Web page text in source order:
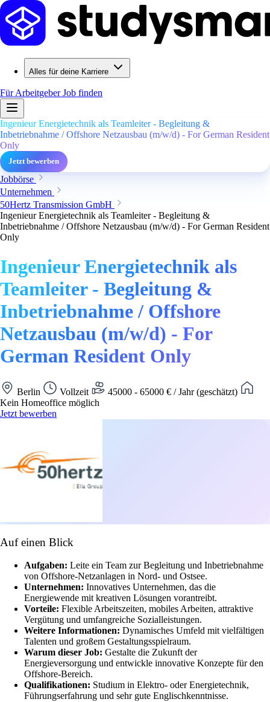
Alles für deine Karriere
Für ArbeitgeberJob finden
Ingenieur Energietechnik als Teamleiter - Begleitung &
Inbetriebnahme / Offshore Netzausbau (m/w/d) - For German Resident
Only
Jetzt bewerben
Jobbörse
Unternehmen
50Hertz Transmission GmbH
Ingenieur Energietechnik als Teamleiter - Begleitung &
Inbetriebnahme / Offshore Netzausbau (m/w/d) - For German Resident
Only
Ingenieur Energietechnik als
Teamleiter - Begleitung &
Inbetriebnahme / Offshore
Netzausbau (m/w/d) - For
German Resident Only
Berlin Vollzeit
45000 - 65000 € / Jahr (geschätzt)
Kein Homeoffice möglich
Jetzt bewerben
Auf einen Blick
Aufgaben: Leite ein Team zur Begleitung und Inbetriebnahme
von Offshore-Netzanlagen in Nord- und Ostsee.
Unternehmen: Innovatives Unternehmen, das die
Energiewende mit kreativen Lösungen vorantreibt.
Vorteile: Flexible Arbeitszeiten, mobiles Arbeiten, attraktive
Vergütung und umfangreiche Sozialleistungen.
Weitere Informationen: Dynamisches Umfeld mit vielfältigen
Talenten und großem Gestaltungsspielraum.
Warum dieser Job: Gestalte die Zukunft der
Energieversorgung und entwickle innovative Konzepte für den
Offshore-Bereich.
Qualifikationen: Studium in Elektro- oder Energietechnik,
Führungserfahrung und sehr gute Englischkenntnisse.